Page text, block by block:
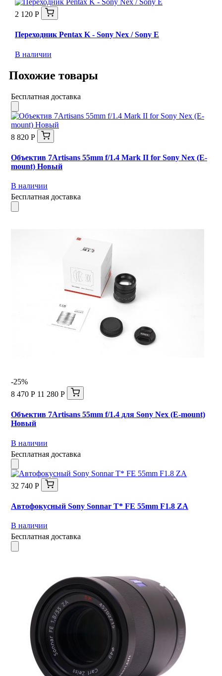
2 120 Р
Переходник Pentax K - Sony Nex / Sony E
В наличии
Похожие товары
Бесплатная доставка
8 820 Р
Объектив 7Artisans 55mm f/1.4 Mark II for Sony Nex (E-
mount) Новый
В наличии
Бесплатная доставка
-25%
8 470 Р 11 280 Р
Объектив 7Artisans 55mm f/1.4 для Sony Nex (E-mount)
Новый
В наличии
Бесплатная доставка
32 740 Р
Автофокусный Sony Sonnar T* FE 55mm F1.8 ZA
В наличии
Бесплатная доставка